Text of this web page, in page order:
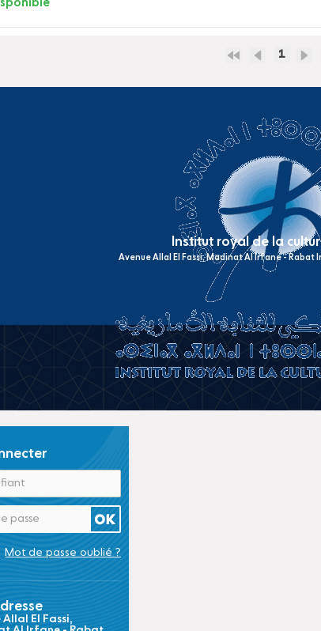
1
Institut royal de la
Avenue Allal El Fassi, Madinat Al Irfane - Rabat
Mot de passe oublié ?
Allal El Fassi,